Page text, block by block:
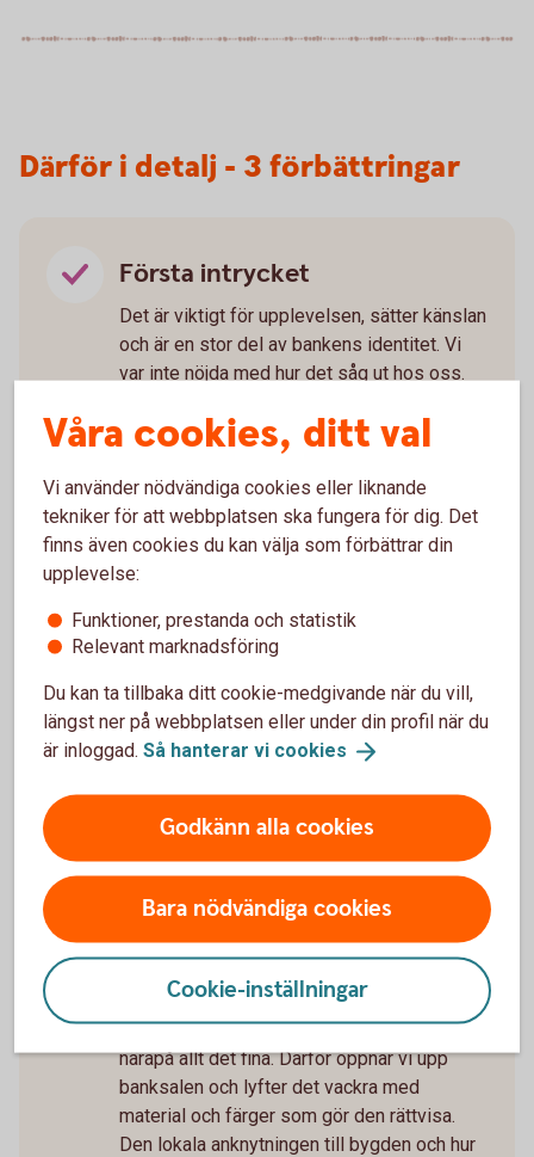
Därför i detalj - 3 förbättringar
Första intrycket
Det är viktigt för upplevelsen, sätter känslan
och är en stor del av bankens identitet. Vi
var inte nöjda med hur det såg ut hos oss.
och en mörk korridor innan du mötte ditt
första leende bakom glasrutan i kassan.
Därför flyttar vi entrén och skapar direkta
möten.
Professionaliteten
skärmvägg i ett öppet och lyhört
kontorslandskap är det svårt att lyfta det
viktiga och det känsliga. Det är inte den
bästa miljön för ekonomisk rådgivning, vare
sig för dig som kund eller för våra
därför bygger vi rum för privata samtal och
skapar ytor för andra arbetsuppgifter.
Lokalen & det lokala
Sparbankshuset är en fantastisk byggnad
och den gamla banksalen, ett av stans
vackraste rum. Något att vara stolt över och
vara glad för, som medarbetare och kund,
men under många år har möbleringen skymt
närapå allt det fina. Därför öppnar vi upp
banksalen och lyfter det vackra med
material och färger som gör den rättvisa.
Den lokala anknytningen till bygden och hur
Våra cookies, ditt val
Vi använder nödvändiga cookies eller liknande
tekniker för att webbplatsen ska fungera för dig. Det
finns även cookies du kan välja som förbättrar din
upplevelse:
Funktioner, prestanda och statistik
Relevant marknadsföring
Du kan ta tillbaka ditt cookie-medgivande när du vill,
längst ner på webbplatsen eller under din profil när du
är inloggad. Så hanterar vi cookies
Godkänn alla cookies
Bara nödvändiga cookies
Cookie-inställningar